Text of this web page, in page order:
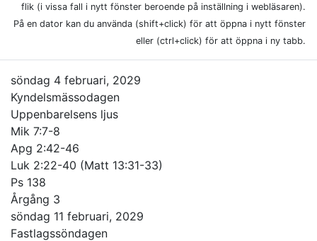
flik (i vissa fall i nytt fönster beroende på inställning i webläsaren).
På en dator kan du använda (shift+click) för att öppna i nytt fönster
eller (ctrl+click) för att öppna i ny tabb.
söndag 4 februari, 2029
Kyndelsmässodagen
Uppenbarelsens ljus
Mik 7:7-8
Apg 2:42-46
Luk 2:22-40 (Matt 13:31-33)
Ps 138
Årgång 3
söndag 11 februari, 2029
Fastlagssöndagen